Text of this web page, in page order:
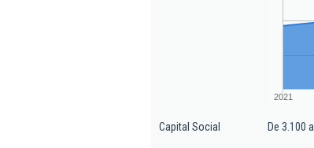
2021
Capital Social De 3.100